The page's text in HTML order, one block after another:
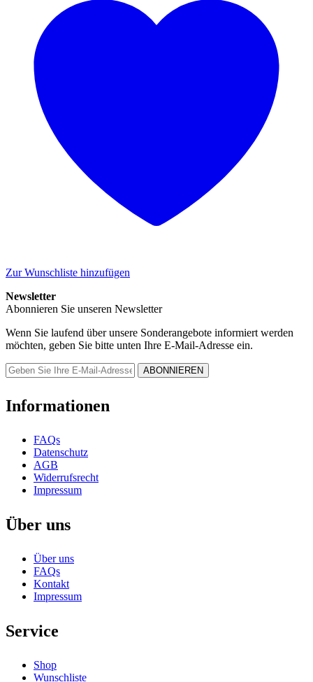
Zur Wunschliste hinzufügen
Newsletter
Abonnieren Sie unseren Newsletter
Wenn Sie laufend über unsere Sonderangebote informiert werden
möchten, geben Sie bitte unten Ihre E-Mail-Adresse ein.
Informationen
FAQs
Datenschutz
AGB
Widerrufsrecht
Impressum
Über uns
Über uns
FAQs
Kontakt
Impressum
Service
Shop
Wunschliste